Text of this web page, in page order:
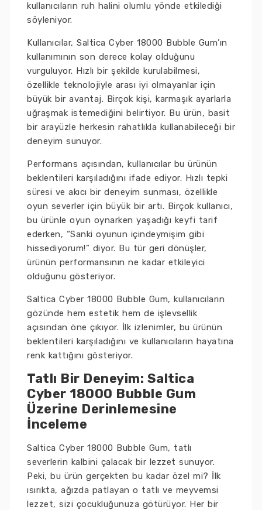
kullanıcıların ruh halini olumlu yönde etkilediği
söyleniyor.
Kullanıcılar, Saltica Cyber 18000 Bubble Gum’ın
kullanımının son derece kolay olduğunu
vurguluyor. Hızlı bir şekilde kurulabilmesi,
özellikle teknolojiyle arası iyi olmayanlar için
büyük bir avantaj. Birçok kişi, karmaşık ayarlarla
uğraşmak istemediğini belirtiyor. Bu ürün, basit
bir arayüzle herkesin rahatlıkla kullanabileceği bir
deneyim sunuyor.
Performans açısından, kullanıcılar bu ürünün
beklentileri karşıladığını ifade ediyor. Hızlı tepki
süresi ve akıcı bir deneyim sunması, özellikle
oyun severler için büyük bir artı. Birçok kullanıcı,
bu ürünle oyun oynarken yaşadığı keyfi tarif
ederken, “Sanki oyunun içindeymişim gibi
hissediyorum!” diyor. Bu tür geri dönüşler,
ürünün performansının ne kadar etkileyici
olduğunu gösteriyor.
Saltica Cyber 18000 Bubble Gum, kullanıcıların
gözünde hem estetik hem de işlevsellik
açısından öne çıkıyor. İlk izlenimler, bu ürünün
beklentileri karşıladığını ve kullanıcıların hayatına
renk kattığını gösteriyor.
Tatlı Bir Deneyim: Saltica
Cyber 18000 Bubble Gum
Üzerine Derinlemesine
İnceleme
Saltica Cyber 18000 Bubble Gum, tatlı
severlerin kalbini çalacak bir lezzet sunuyor.
Peki, bu ürün gerçekten bu kadar özel mi? İlk
ısırıkta, ağızda patlayan o tatlı ve meyvemsi
lezzet, sizi çocukluğunuza götürüyor. Her bir